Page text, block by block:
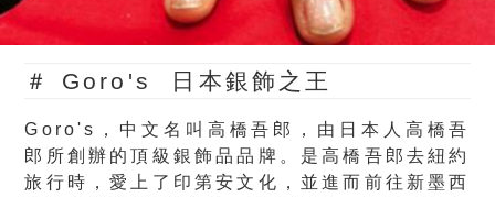
＃ Goro's 日本銀飾之王
Goro's
，中文名叫高橋吾郎，由日本人高橋吾
郎所創辦的頂級銀飾品品牌。是高橋吾郎去紐約
旅行時，愛上了印第安文化，並進而前往新墨西